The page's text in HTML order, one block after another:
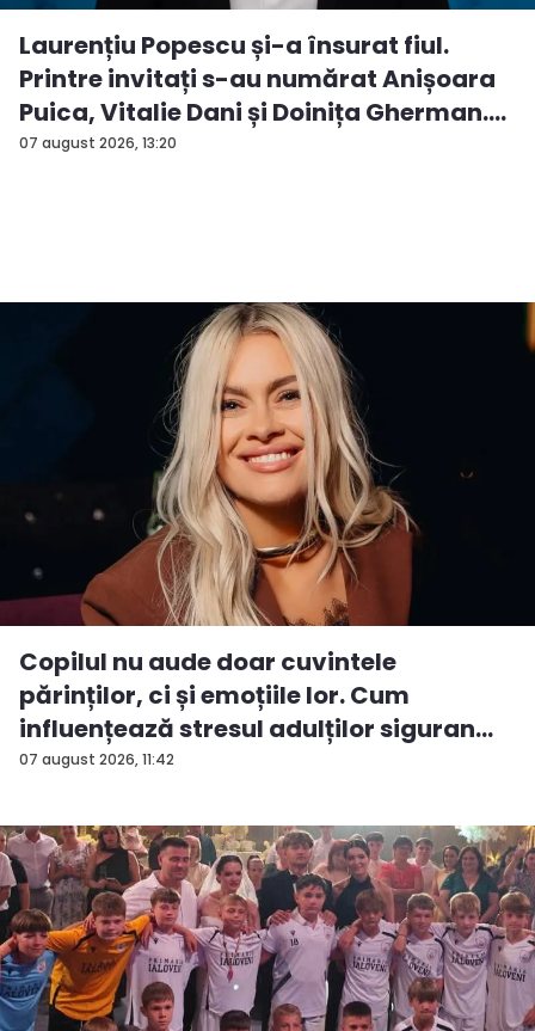
07 august 2026, 13:20
Laurențiu Popescu și-a însurat fiul.
Printre invitați s-au numărat Anișoara
Puica, Vitalie Dani și Doinița Gherman.
P...
07 august 2026, 11:42
Copilul nu aude doar cuvintele
părinților, ci și emoțiile lor. Cum
influențează stresul adulților siguran...